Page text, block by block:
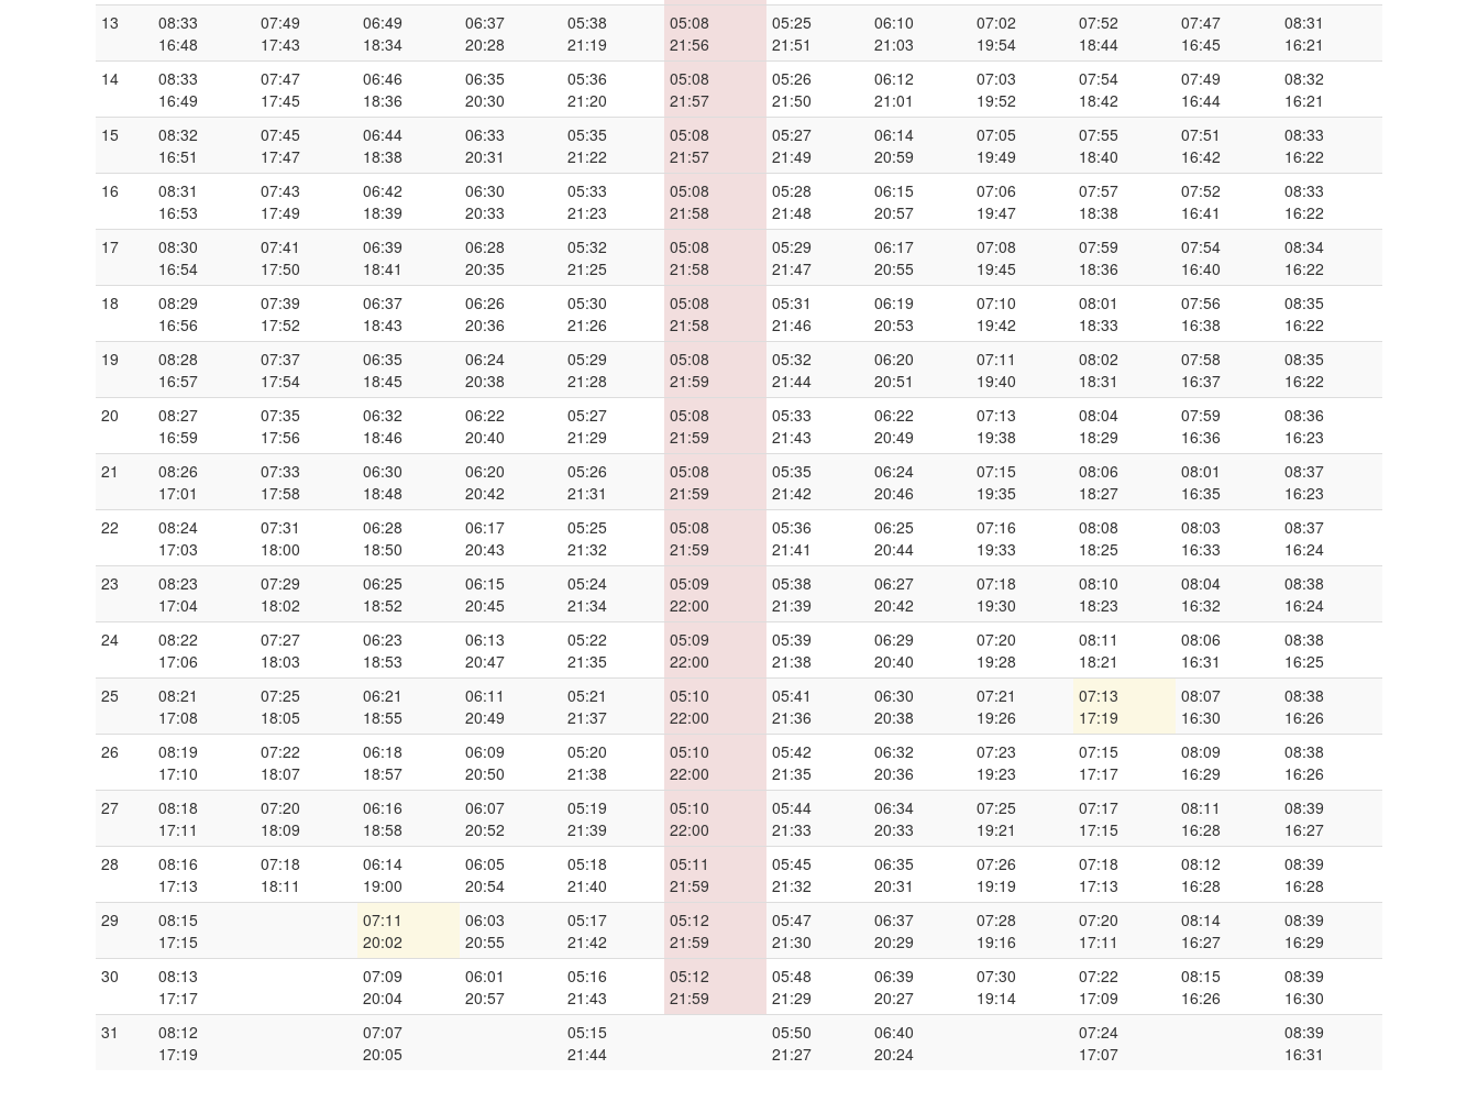
13
08:33
16:48
07:49
17:43
06:49
18:34
06:37
20:28
05:38
21:19
05:08
21:56
05:25
21:51
06:10
21:03
07:02
19:54
07:52
18:44
07:47
16:45
08:31
16:21
14
08:33
16:49
07:47
17:45
06:46
18:36
06:35
20:30
05:36
21:20
05:08
21:57
05:26
21:50
06:12
21:01
07:03
19:52
07:54
18:42
07:49
16:44
08:32
16:21
15
08:32
16:51
07:45
17:47
06:44
18:38
06:33
20:31
05:35
21:22
05:08
21:57
05:27
21:49
06:14
20:59
07:05
19:49
07:55
18:40
07:51
16:42
08:33
16:22
16
08:31
16:53
07:43
17:49
06:42
18:39
06:30
20:33
05:33
21:23
05:08
21:58
05:28
21:48
06:15
20:57
07:06
19:47
07:57
18:38
07:52
16:41
08:33
16:22
17
08:30
16:54
07:41
17:50
06:39
18:41
06:28
20:35
05:32
21:25
05:08
21:58
05:29
21:47
06:17
20:55
07:08
19:45
07:59
18:36
07:54
16:40
08:34
16:22
18
08:29
16:56
07:39
17:52
06:37
18:43
06:26
20:36
05:30
21:26
05:08
21:58
05:31
21:46
06:19
20:53
07:10
19:42
08:01
18:33
07:56
16:38
08:35
16:22
19
08:28
16:57
07:37
17:54
06:35
18:45
06:24
20:38
05:29
21:28
05:08
21:59
05:32
21:44
06:20
20:51
07:11
19:40
08:02
18:31
07:58
16:37
08:35
16:22
20
08:27
16:59
07:35
17:56
06:32
18:46
06:22
20:40
05:27
21:29
05:08
21:59
05:33
21:43
06:22
20:49
07:13
19:38
08:04
18:29
07:59
16:36
08:36
16:23
21
08:26
17:01
07:33
17:58
06:30
18:48
06:20
20:42
05:26
21:31
05:08
21:59
05:35
21:42
06:24
20:46
07:15
19:35
08:06
18:27
08:01
16:35
08:37
16:23
22
08:24
17:03
07:31
18:00
06:28
18:50
06:17
20:43
05:25
21:32
05:08
21:59
05:36
21:41
06:25
20:44
07:16
19:33
08:08
18:25
08:03
16:33
08:37
16:24
23
08:23
17:04
07:29
18:02
06:25
18:52
06:15
20:45
05:24
21:34
05:09
22:00
05:38
21:39
06:27
20:42
07:18
19:30
08:10
18:23
08:04
16:32
08:38
16:24
24
08:22
17:06
07:27
18:03
06:23
18:53
06:13
20:47
05:22
21:35
05:09
22:00
05:39
21:38
06:29
20:40
07:20
19:28
08:11
18:21
08:06
16:31
08:38
16:25
25
08:21
17:08
07:25
18:05
06:21
18:55
06:11
20:49
05:21
21:37
05:10
22:00
05:41
21:36
06:30
20:38
07:21
19:26
07:13
17:19
08:07
16:30
08:38
16:26
26
08:19
17:10
07:22
18:07
06:18
18:57
06:09
20:50
05:20
21:38
05:10
22:00
05:42
21:35
06:32
20:36
07:23
19:23
07:15
17:17
08:09
16:29
08:38
16:26
27
08:18
17:11
07:20
18:09
06:16
18:58
06:07
20:52
05:19
21:39
05:10
22:00
05:44
21:33
06:34
20:33
07:25
19:21
07:17
17:15
08:11
16:28
08:39
16:27
28
08:16
17:13
07:18
18:11
06:14
19:00
06:05
20:54
05:18
21:40
05:11
21:59
05:45
21:32
06:35
20:31
07:26
19:19
07:18
17:13
08:12
16:28
08:39
16:28
29
08:15
17:15
07:11
20:02
06:03
20:55
05:17
21:42
05:12
21:59
05:47
21:30
06:37
20:29
07:28
19:16
07:20
17:11
08:14
16:27
08:39
16:29
30
08:13
17:17
07:09
20:04
06:01
20:57
05:16
21:43
05:12
21:59
05:48
21:29
06:39
20:27
07:30
19:14
07:22
17:09
08:15
16:26
08:39
16:30
31
08:12
17:19
07:07
20:05
05:15
21:44
05:50
21:27
06:40
20:24
07:24
17:07
08:39
16:31